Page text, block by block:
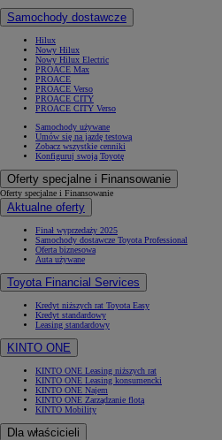
Samochody dostawcze
Hilux
Nowy Hilux
Nowy Hilux Electric
PROACE Max
PROACE
PROACE Verso
PROACE CITY
PROACE CITY Verso
Samochody używane
Umów się na jazdę testową
Zobacz wszystkie cenniki
Konfiguruj swoją Toyotę
Oferty specjalne i Finansowanie
Oferty specjalne i Finansowanie
Aktualne oferty
Finał wyprzedaży 2025
Samochody dostawcze Toyota Professional
Oferta biznesowa
Auta używane
Toyota Financial Services
Kredyt niższych rat Toyota Easy
Kredyt standardowy
Leasing standardowy
KINTO ONE
KINTO ONE Leasing niższych rat
KINTO ONE Leasing konsumencki
KINTO ONE Najem
KINTO ONE Zarządzanie flotą
KINTO Mobility
Dla właścicieli